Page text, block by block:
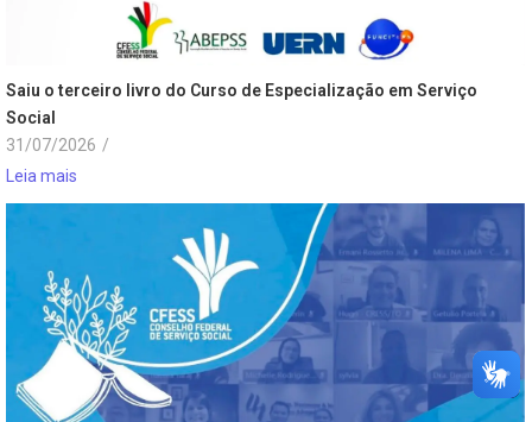
Saiu o terceiro livro do Curso de Especialização em Serviço
Social
31/07/2026 /
Leia mais